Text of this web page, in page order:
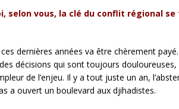
vous, la clé du conflit régional se
ces dernières années va être chèrement
décisions qui sont toujours
de l’enjeu. Il y a tout juste un an,
a ouvert un boulevard aux djihadistes.